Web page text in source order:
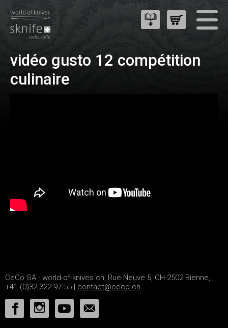
vidéo gusto 12 compétition
culinaire
CeCo SA - world-of-knives.ch, Rue Neuve 5, CH-2502 Bienne,
+41 (0)32 322 97 55 | contact@ceco.ch